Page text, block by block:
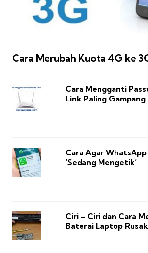
Cara Merubah Kuota 4G ke
Cara Mengganti
Link Paling Gampang
Cara Agar
‘Sedang Mengetik’
Ciri – Ciri dan Cara
Baterai Laptop